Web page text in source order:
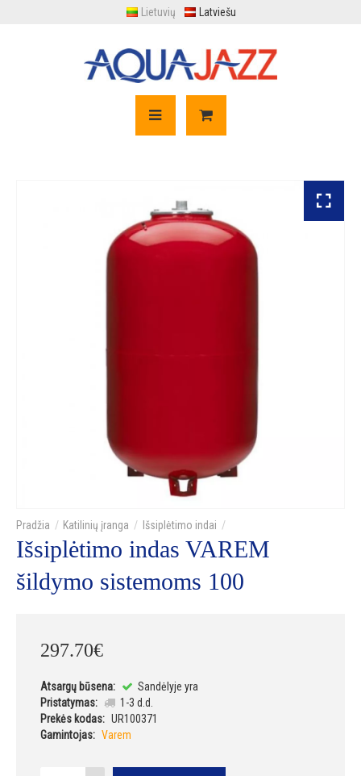
Lietuvių Latviešu
Katilinių įranga Išsiplėtimo indai
Išsiplėtimo indas VAREM
šildymo sistemoms 100
297.70€
Atsargų būsena:
Sandėlyje yra
Pristatymas:
1-3 d.d.
Prekės kodas: UR100371
Gamintojas: Varem